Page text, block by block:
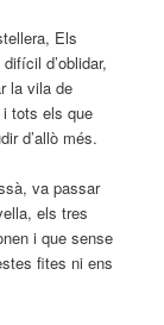
Els
d’oblidar,
la vila de
i tots els que
d’allò més.
va passar
els tres
i que sense
fites ni ens